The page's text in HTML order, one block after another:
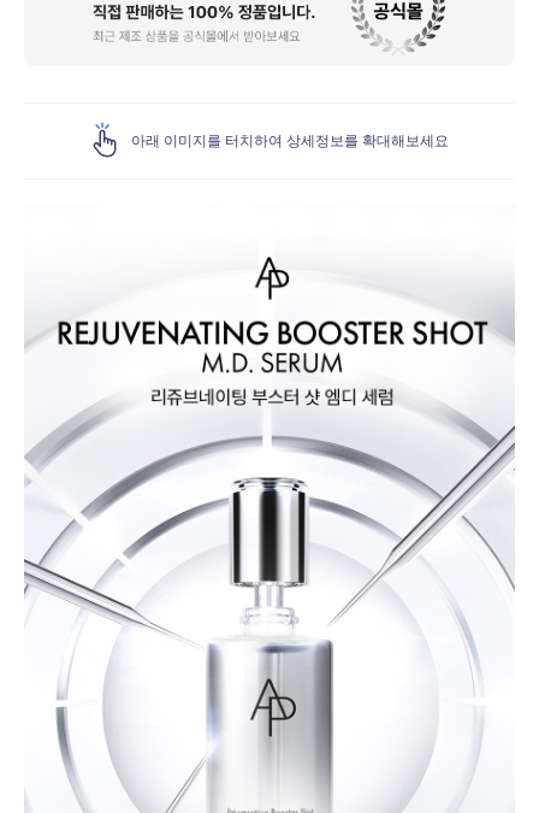
아래 이미지를 터치하여 상세정보를 확대해보세요